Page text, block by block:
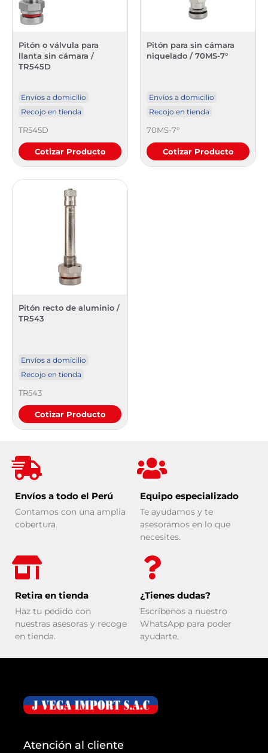
Pitón o válvula para
llanta sin cámara /
TR545D
Envíos a domicilio
Recojo en tienda
TR545D
Cotizar Producto
Pitón para sin cámara
niquelado / 70MS-7°
Envíos a domicilio
Recojo en tienda
70MS-7°
Cotizar Producto
Pitón recto de aluminio /
TR543
Envíos a domicilio
Recojo en tienda
TR543
Cotizar Producto
Envíos a todo el Perú
Contamos con una amplia
cobertura.
Equipo especializado
Te ayudamos y te
asesoramos en lo que
necesites.
Retira en tienda
Haz tu pedido con
nuestras asesoras y recoge
en tienda.
¿Tienes dudas?
Escríbenos a nuestro
WhatsApp para poder
ayudarte.
Atención al cliente